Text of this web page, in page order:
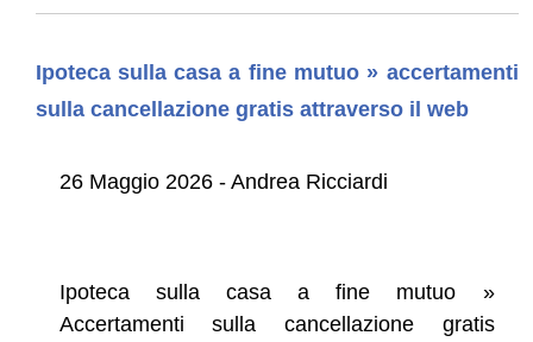
Ipoteca sulla casa a fine mutuo » accertamenti
sulla cancellazione gratis attraverso il web
26 Maggio 2026 - Andrea Ricciardi
Ipoteca sulla casa a fine mutuo »
Accertamenti sulla cancellazione gratis